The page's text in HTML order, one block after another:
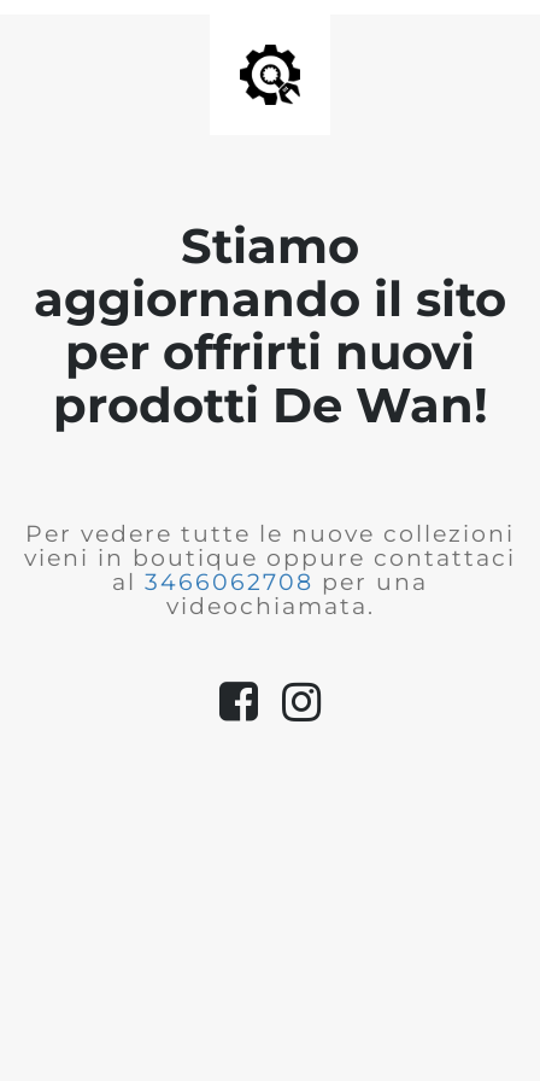
Stiamo
aggiornando il sito
per offrirti nuovi
prodotti De Wan!
Per vedere tutte le nuove collezioni
vieni in boutique oppure contattaci
al 3466062708 per una
videochiamata.